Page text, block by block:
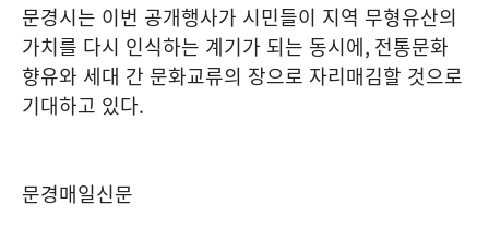
문경시는 이번 공개행사가 시민들이 지역 무형유산의
가치를 다시 인식하는 계기가 되는 동시에, 전통문화
향유와 세대 간 문화교류의 장으로 자리매김할 것으로
기대하고 있다.
문경매일신문